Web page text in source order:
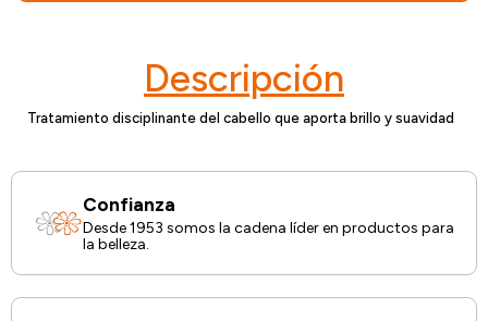
Descripción
Tratamiento disciplinante del cabello que aporta brillo y suavidad
Confianza
Desde 1953 somos la cadena líder en productos para
la belleza.